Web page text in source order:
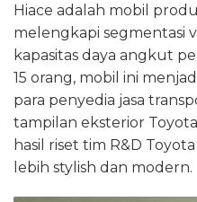
Hiace adalah mobil
melengkapi segmentasi
kapasitas daya angkut
15 orang, mobil ini
para penyedia jasa
tampilan eksterior
hasil riset tim R&D
lebih stylish dan modern.